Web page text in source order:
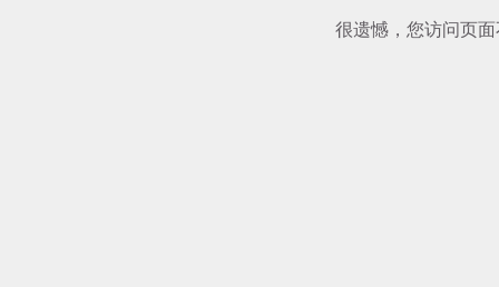
很遗憾，您访问页